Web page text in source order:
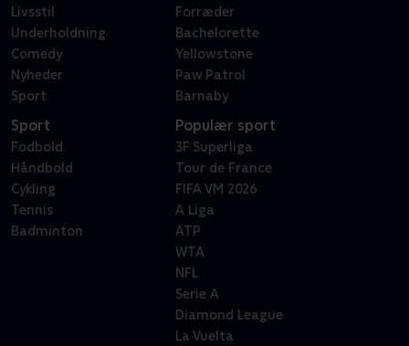
Livsstil
Underholdning
Comedy
Nyheder
Sport
Forræder
Bachelorette
Yellowstone
Paw Patrol
Barnaby
Sport
Fodbold
Håndbold
Cykling
Tennis
Badminton
Populær sport
3F Superliga
Tour de France
FIFA VM 2026
A Liga
ATP
WTA
NFL
Serie A
Diamond League
La Vuelta